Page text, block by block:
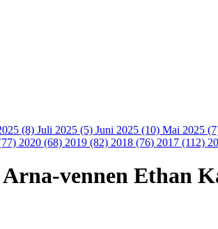
(8) Juli 2025 (5) Juni 2025 (10) Mai 2025
2020 (68) 2019 (82) 2018 (76) 2017 (112)
vennen Ethan